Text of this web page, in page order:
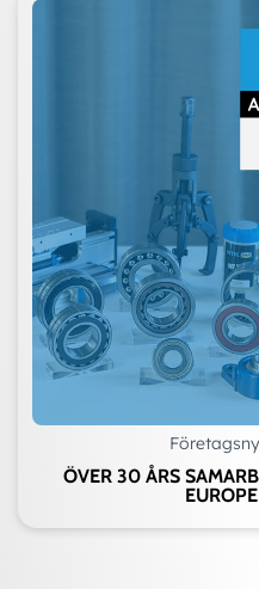
ÖVER 30 ÅRS
EUROPE